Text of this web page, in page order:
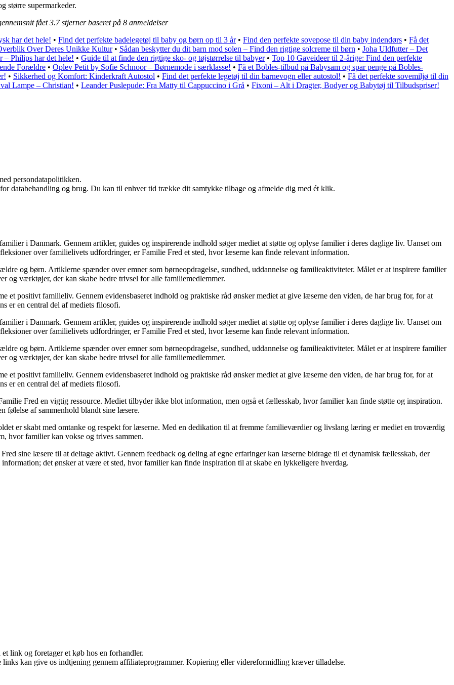
større supermarkeder.
fået3.7stjerner baseret på 8 anmeldelser
har det hele! • Find det perfekte badelegetøj til baby og børn op til 3 år• Find den perfekte sovepose til din baby indendørs • Få det
Over Deres Unikke Kultur• Sådan beskytter du dit barn mod solen – Find den rigtige solcreme til børn • Joha Uldfutter – Det
– Philips har det hele! • Guide til at finde den rigtige sko- og tøjstørrelse til babyer• Top 10 Gaveideer til 2-årige: Find den perfekte
Forældre • Oplev Petit by Sofie Schnoor – Børnemode i særklasse! • Få et Bobles-tilbud på Babysam og spar penge på Bobles-
• Sikkerhed og Komfort: Kinderkraft Autostol • Find det perfekte legetøj til din barnevogn eller autostol! • Få det perfekte sovemiljø til din
Lampe – Christian! • Leander Puslepude: Fra Matty til Cappuccino i Grå • Fixoni – Alt i Dragter, Bodyer og Babytøj til Tilbudspriser!
persondatapolitikken.
databehandling og brug. Du kan til enhver tid trække dit samtykke tilbage og afmelde dig med ét klik.
i Danmark. Gennem artikler, guides og inspirerende indhold søger mediet at støtte og oplyse familier i deres daglige liv. Uanset om
over familielivets udfordringer, er Familie Fred et sted, hvor læserne kan finde relevant information.
og børn. Artiklerne spænder over emner som børneopdragelse, sundhed, uddannelse og familieaktiviteter. Målet er at inspirere familier
og værktøjer, der kan skabe bedre trivsel for alle familiemedlemmer.
et positivt familieliv. Gennem evidensbaseret indhold og praktiske råd ønsker mediet at give læserne den viden, de har brug for, for at
er en central del af mediets filosofi.
i Danmark. Gennem artikler, guides og inspirerende indhold søger mediet at støtte og oplyse familier i deres daglige liv. Uanset om
over familielivets udfordringer, er Familie Fred et sted, hvor læserne kan finde relevant information.
og børn. Artiklerne spænder over emner som børneopdragelse, sundhed, uddannelse og familieaktiviteter. Målet er at inspirere familier
og værktøjer, der kan skabe bedre trivsel for alle familiemedlemmer.
et positivt familieliv. Gennem evidensbaseret indhold og praktiske råd ønsker mediet at give læserne den viden, de har brug for, for at
er en central del af mediets filosofi.
Fred en vigtig ressource. Mediet tilbyder ikke blot information, men også et fællesskab, hvor familier kan finde støtte og inspiration.
følelse af sammenhold blandt sine læsere.
er skabt med omtanke og respekt for læserne. Med en dedikation til at fremme familieværdier og livslang læring er mediet en troværdig
hvor familier kan vokse og trives sammen.
sine læsere til at deltage aktivt. Gennem feedback og deling af egne erfaringer kan læserne bidrage til et dynamisk fællesskab, der
det ønsker at være et sted, hvor familier kan finde inspiration til at skabe en lykkeligere hverdag.
link og foretager et køb hos en forhandler.
kan give os indtjening gennem affiliateprogrammer. Kopiering eller videreformidling kræver tilladelse.